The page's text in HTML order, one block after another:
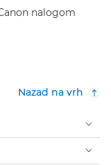
nalogom
Nazad na vrh